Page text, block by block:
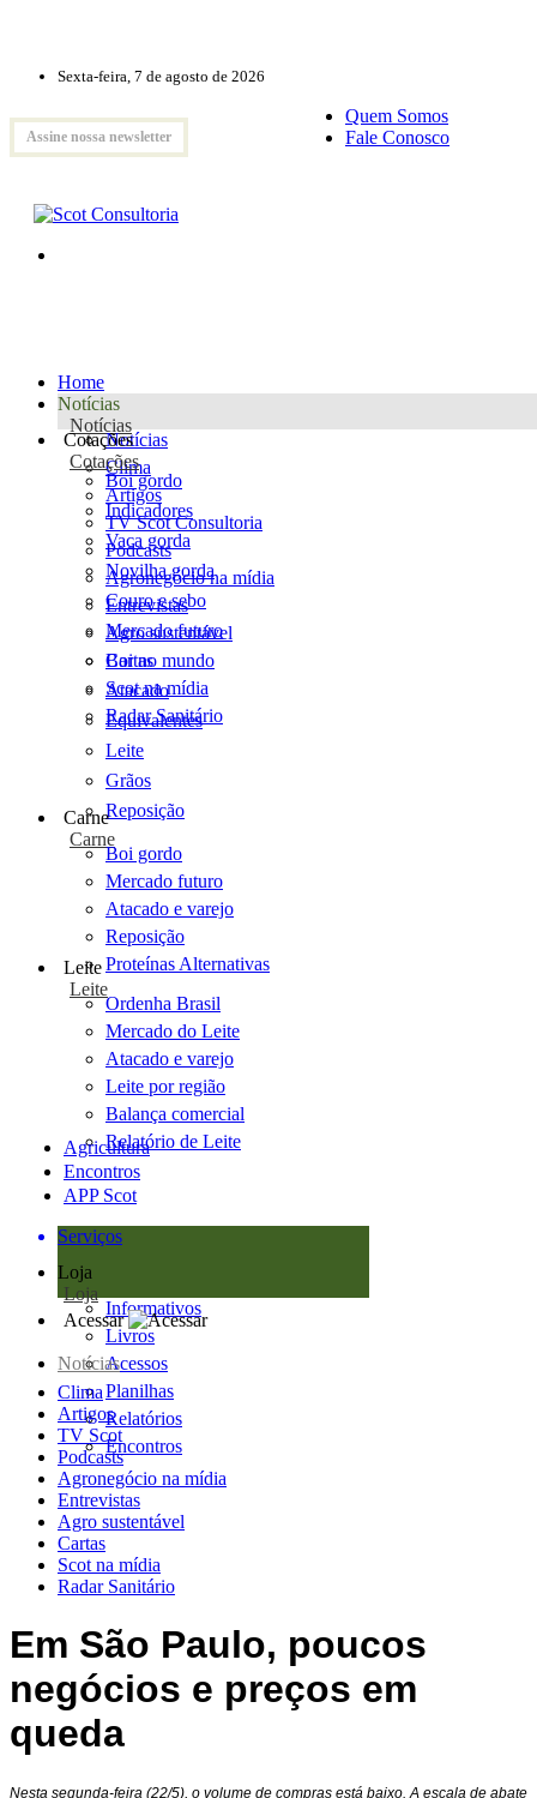
Sexta-feira, 7 de agosto de 2026
Assine nossa newsletter
Quem Somos
Fale Conosco
Home
Notícias
Notícias
Notícias
Clima
Artigos
TV Scot Consultoria
Podcasts
Agronegócio na mídia
Entrevistas
Agro sustentável
Cartas
Scot na mídia
Radar Sanitário
Cotações
Cotações
Boi gordo
Indicadores
Vaca gorda
Novilha gorda
Couro e sebo
Mercado futuro
Boi no mundo
Atacado
Equivalentes
Leite
Grãos
Reposição
Carne
Carne
Boi gordo
Mercado futuro
Atacado e varejo
Reposição
Proteínas Alternativas
Leite
Leite
Ordenha Brasil
Mercado do Leite
Atacado e varejo
Leite por região
Balança comercial
Relatório de Leite
Agricultura
Encontros
APP Scot
Serviços
Loja
Loja
Informativos
Livros
Acessos
Planilhas
Relatórios
Encontros
Acessar
Notícias
Clima
Artigos
TV Scot
Podcasts
Agronegócio na mídia
Entrevistas
Agro sustentável
Cartas
Scot na mídia
Radar Sanitário
Em São Paulo, poucos
negócios e preços em
queda
Nesta segunda-feira (22/5), o volume de compras está baixo. A escala de abate